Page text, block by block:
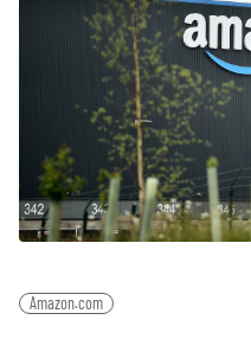
Amazon.com